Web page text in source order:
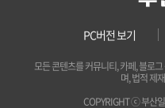
PC버전 보기
모든 콘텐츠를 커뮤니티, 카페, 블로
며, 법적 제
COPYRIGHT ⓒ 부산